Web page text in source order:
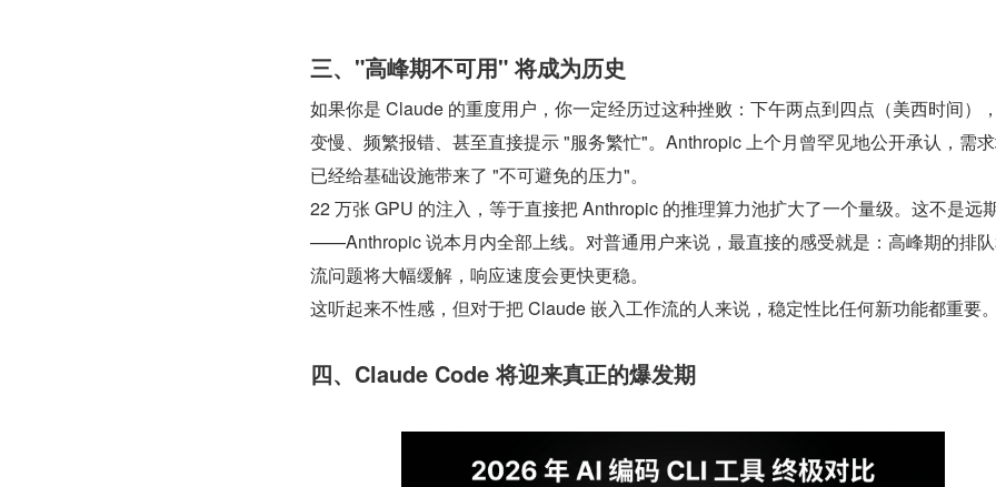
三、"高峰期不可用" 将成为历史
如果你是 Claude 的重度用户，你一定经历过这种挫败：下午两点到四点（美西时间）
变慢、频繁报错、甚至直接提示 "服务繁忙"。Anthropic 上个月曾罕见地公开承认，需
已经给基础设施带来了 "不可避免的压力"。
22 万张 GPU 的注入，等于直接把 Anthropic 的推理算力池扩大了一个量级。这不是远
——Anthropic 说本月内全部上线。对普通用户来说，最直接的感受就是：高峰期的排
流问题将大幅缓解，响应速度会更快更稳。
这听起来不性感，但对于把 Claude 嵌入工作流的人来说，稳定性比任何新功能都重要
四、Claude Code 将迎来真正的爆发期